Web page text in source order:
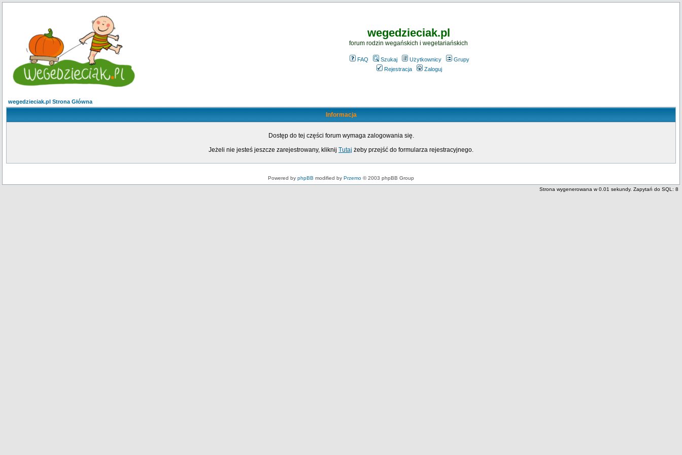
wegedzieciak.pl
forum rodzin wegańskich i wegetariańskich
FAQ Szukaj Użytkownicy
Grupy
Rejestracja
Zaloguj
wegedzieciak.pl Strona Główna
Informacja
Dostęp do tej części forum wymaga zalogowania się.
Jeżeli nie jesteś jeszcze zarejestrowany, kliknij Tutaj żeby przejść do formularza rejestracyjnego.
Powered by phpBB modified by Przemo © 2003 phpBB Group
Strona wygenerowana w 0.01 sekundy. Zapytań do SQL: 8